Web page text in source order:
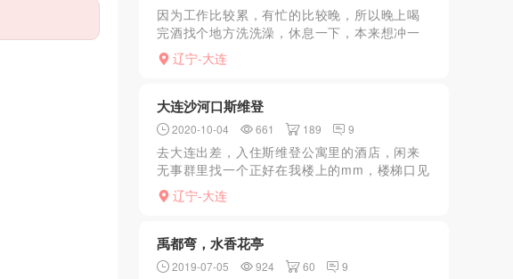
因为工作比较累，有忙的比较晚，所以晚上喝
完酒找个地方洗洗澡，休息一下，本来想冲一
下去个打听休息，后来寻思做个松骨吧，就上
去了，他家松骨分技师金牌，不过差不多，按
辽宁-大连
大连沙河口斯维登
2020-10-04 661 189 9
去大连出差，入住斯维登公寓里的酒店，闲来
无事群里找一个正好在我楼上的mm，楼梯口见
面长的矮胖，不过那时候饥渴难耐，拉进屋里
一顿亲，然后一顿输出，总体来说mm身材长相
辽宁-大连
禹都弯，水香花亭
2019-07-05 924 60 9